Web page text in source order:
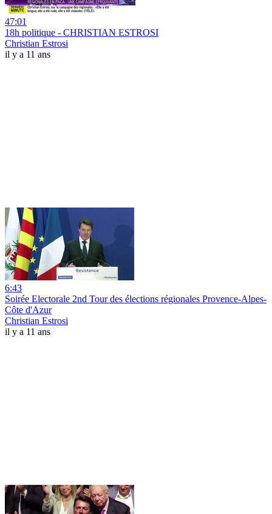
47:01
18h politique - CHRISTIAN ESTROSI
Christian Estrosi
il y a 11 ans
6:43
Soirée Electorale 2nd Tour des élections régionales Provence-Alpes-
Côte d'Azur
Christian Estrosi
il y a 11 ans